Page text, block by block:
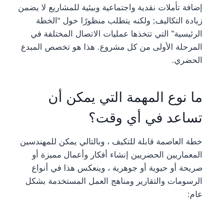
إضافة تأملات نقدية واجتماعية وبيئية للمشاريع لا يضمن
زيادة التكاليف; ولكنه يتطلب منظورًا حول “الخطة
الرئيسية” التي تتخذها عمليات الاتصال المختلفة في
المرحلة الأولى من كل مشروع. هذا هو تخصص المبدع
الحضري.
ما نوع المهمة التي يمكن أن
تساعد في أي وقت؟
خطة العاصمة قابلة للتكيف ، وبالتالي يمكن للمهندسين
المعماريين الحضريين إنشاء أفكار وأعمال مميزة أو
صريحة أو حيوية أو جوهرية ، وينعكس هذا في أنواع
الرسومات والتقارير ومناهج العمل المستخدمة بشكل
عام: